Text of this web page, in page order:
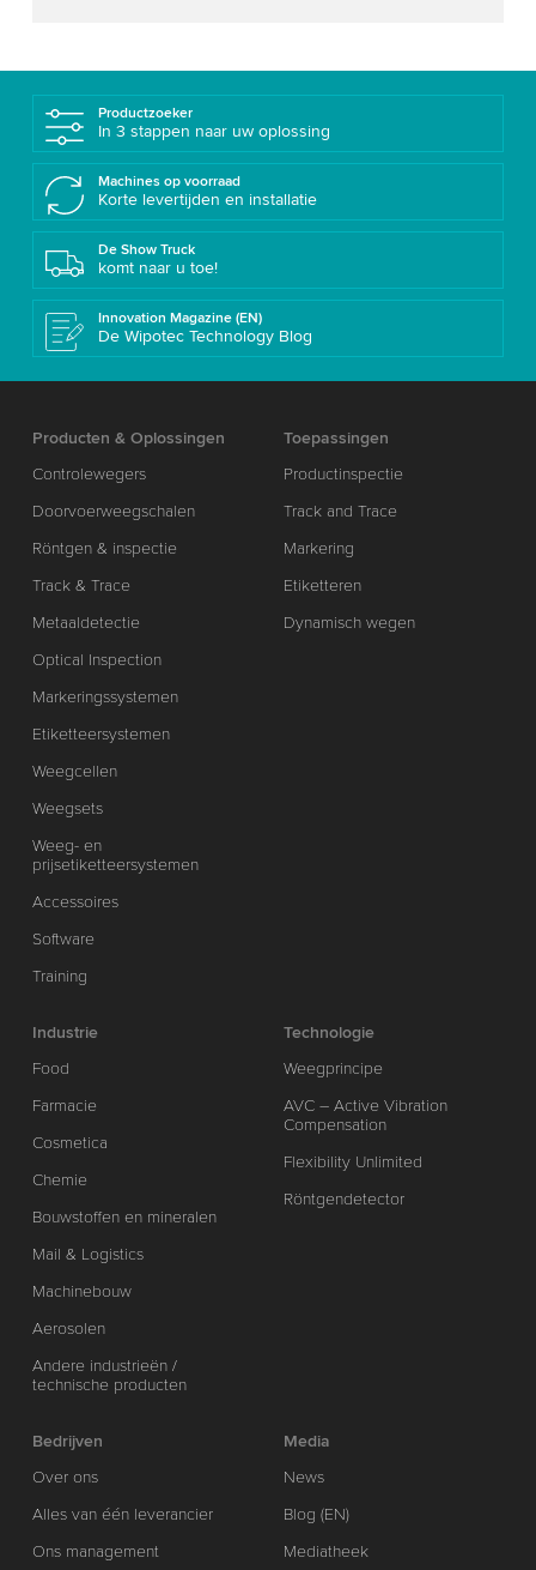
Productzoeker
In 3 stappen naar uw oplossing
Machines op voorraad
Korte levertijden en installatie
De Show Truck
komt naar u toe!
Innovation Magazine (EN)
De Wipotec Technology Blog
Producten & Oplossingen
Controlewegers
Doorvoerweegschalen
Röntgen & inspectie
Track & Trace
Metaaldetectie
Optical Inspection
Markeringssystemen
Etiketteersystemen
Weegcellen
Weegsets
Weeg- en
prijsetiketteersystemen
Accessoires
Software
Training
Toepassingen
Productinspectie
Track and Trace
Markering
Etiketteren
Dynamisch wegen
Industrie
Food
Farmacie
Cosmetica
Chemie
Bouwstoffen en mineralen
Mail & Logistics
Machinebouw
Aerosolen
Andere industrieën /
technische producten
Technologie
Weegprincipe
AVC – Active Vibration
Compensation
Flexibility Unlimited
Röntgendetector
Bedrijven
Over ons
Alles van één leverancier
Ons management
Media
News
Blog (EN)
Mediatheek